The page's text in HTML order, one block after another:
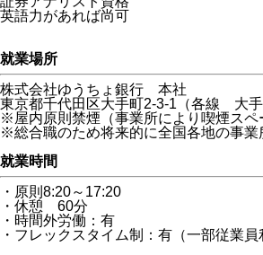
英語力があれば尚可
就業場所
株式会社ゆうちょ銀行 本社
東京都千代田区大手町2-3-1（各線 大手
※屋内原則禁煙（事業所により喫煙スペ
※総合職のため将来的に全国各地の事業
就業時間
・原則8:20～17:20
・休憩 60分
・時間外労働：有
・フレックスタイム制：有（一部従業員